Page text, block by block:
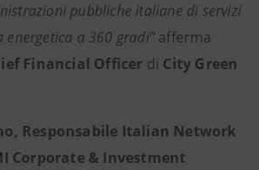
pubbliche italiane di servizi
energetica a 360 gradi”afferma
Financial Officer di City Green
Responsabile Italian Network
Corporate & Investment